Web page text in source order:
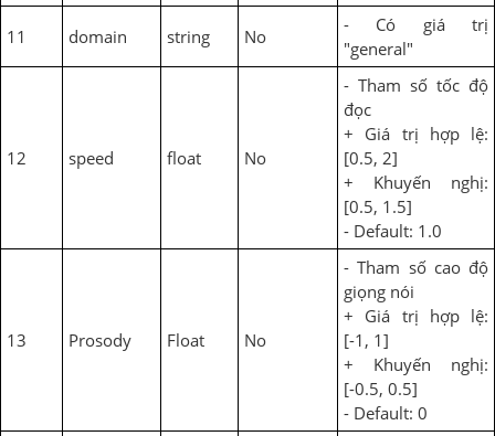
11 domain string No
- Có giá trị
"general"
12 speed float No
- Tham số tốc độ
đọc
+ Giá trị hợp lệ:
[0.5, 2]
+ Khuyến nghị:
[0.5, 1.5]
- Default: 1.0
13 Prosody Float No
- Tham số cao độ
giọng nói
+ Giá trị hợp lệ:
[-1, 1]
+ Khuyến nghị:
[-0.5, 0.5]
- Default: 0